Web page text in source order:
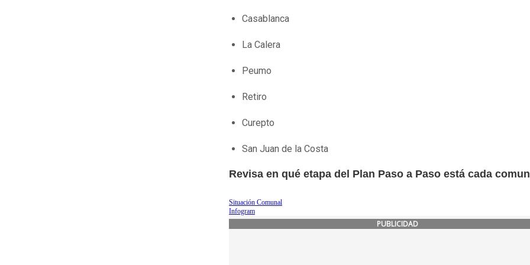
Casablanca
La Calera
Peumo
Retiro
Curepto
San Juan de la Costa
Revisa en qué etapa del Plan Paso a Paso está cada
Situación Comunal
Infogram
PUBLICIDAD